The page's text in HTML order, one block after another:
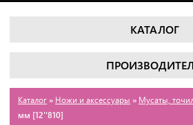
КАТАЛОГ
Каталог » Ножи и аксессуары » Мусаты,
мм [12''810]